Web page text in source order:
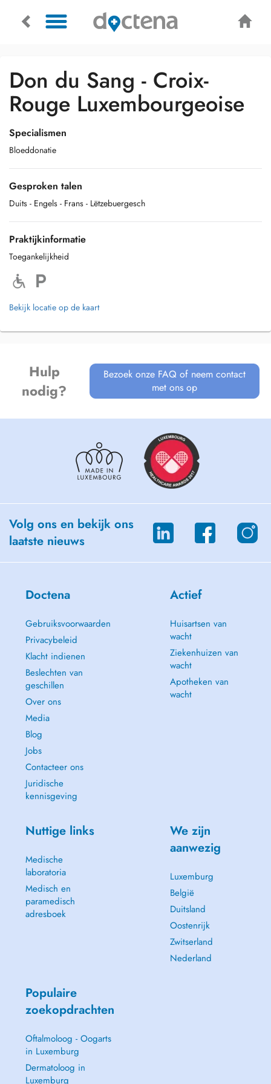
Don du Sang - Croix-
Rouge Luxembourgeoise
Specialismen
Bloeddonatie
Gesproken talen
Duits - Engels - Frans - Lëtzebuergesch
Praktijkinformatie
Toegankelijkheid
Bekijk locatie op de kaart
Hulp
nodig?
Bezoek onze FAQ of neem contact
met ons op
Volg ons en bekijk ons
laatste nieuws
Doctena
Gebruiksvoorwaarden
Privacybeleid
Klacht indienen
Beslechten van
geschillen
Over ons
Media
Blog
Jobs
Contacteer ons
Juridische
kennisgeving
Actief
Huisartsen van
wacht
Ziekenhuizen van
wacht
Apotheken van
wacht
Nuttige links
Medische
laboratoria
Medisch en
paramedisch
adresboek
We zijn
aanwezig
Luxemburg
België
Duitsland
Oostenrijk
Zwitserland
Nederland
Populaire
zoekopdrachten
Oftalmoloog - Oogarts
in Luxemburg
Dermatoloog in
Luxemburg